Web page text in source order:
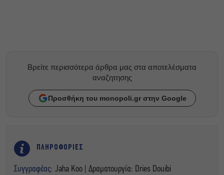
Βρείτε περισσότερα άρθρα μας στα αποτελέσματα
αναζητησης
Προσθήκη του monopoli.gr στην Google
ΠΛΗΡΟΦΟΡΙΕΣ
Συγγραφέας: Jaha Koo | Δραματουργία: Dries Douibi